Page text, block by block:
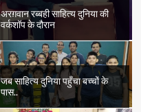
अरग़वान रब्बही साहित्य दुनिया की
वर्कशॉप के दौरान
जब साहित्य दुनिया पहुँचा बच्चों के
पास..